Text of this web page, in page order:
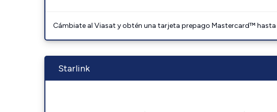
Cámbiate al Viasat y obtén una tarjeta prepago Mastercard™
Starlink